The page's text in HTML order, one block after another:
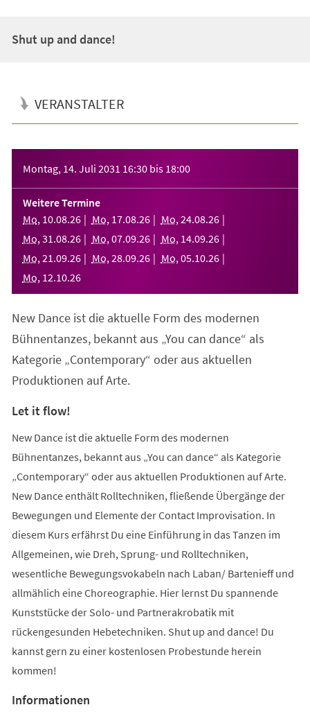
Shut up and dance!
VERANSTALTER
Montag, 14. Juli 2031 16:30 bis 18:00
Weitere Termine
Mo, 10.08.26 Mo, 17.08.26 Mo, 24.08.26
Mo, 31 .08.26 Mo, 07.09.26 Mo, 14.09.26
Mo, 21 .09.26 Mo, 28.09.26 Mo, 05.10.26
Mo, 12.10.26
New Dance ist die aktuelle Form des modernen
Bühnentanzes, bekannt aus „You can dance“ als
Kategorie „Contemporary“ oder aus aktuellen
Produktionen auf Arte.
Let it flow!
New Dance ist die aktuelle Form des modernen
Bühnentanzes, bekannt aus „You can dance“ als Kategorie
„Contemporary“ oder aus aktuellen Produktionen auf Arte.
New Dance enthält Rolltechniken, fließende Übergänge der
Bewegungen und Elemente der Contact Improvisation. In
diesem Kurs erfährst Du eine Einführung in das Tanzen im
Allgemeinen, wie Dreh, Sprung- und Rolltechniken,
wesentliche Bewegungsvokabeln nach Laban/ Bartenieff und
allmählich eine Choreographie. Hier lernst Du spannende
Kunststücke der Solo- und Partnerakrobatik mit
rückengesunden Hebetechniken. Shut up and dance! Du
kannst gern zu einer kostenlosen Probestunde herein
kommen!
Informationen